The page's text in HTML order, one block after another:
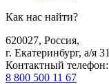
Как нас найти?
620027, Россия,
г. Екатеринбург, а/я
Контактный телефон:
8 800 500 11 67